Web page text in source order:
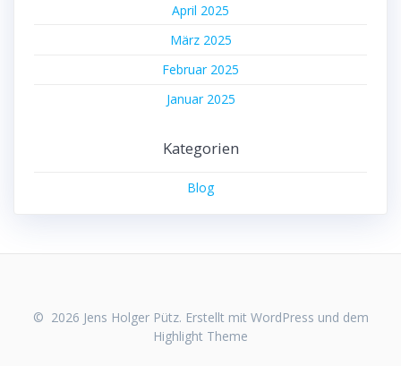
April 2025
März 2025
Februar 2025
Januar 2025
Kategorien
Blog
© 2026 Jens Holger Pütz. Erstellt mit WordPress und dem
Highlight Theme